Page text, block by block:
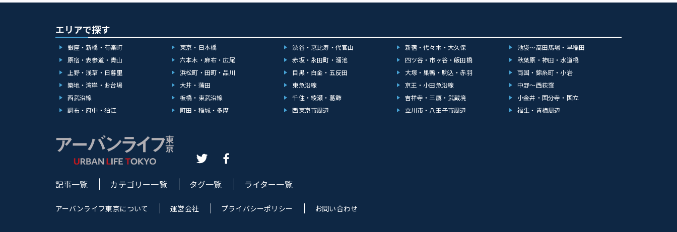
エリアで探す
銀座・新橋・有楽町 東京・日本橋 渋谷・恵比寿・代官山 新宿・代々木・大久保
池袋～高田馬場・早稲田
原宿・表参道・青山
六本木・麻布・広尾 赤坂・永田町・溜池 四ツ谷・市ヶ谷・飯田橋
秋葉原・神田・水道橋
上野・浅草・日暮里
浜松町・田町・品川 目黒・白金・五反田 大塚・巣鴨・駒込・赤羽
両国・錦糸町・小岩
築地・湾岸・お台場
大井・蒲田 東急沿線 京王・小田急沿線
中野～西荻窪
西武沿線
板橋・東武沿線 千住・綾瀬・葛飾 吉祥寺・三鷹・武蔵境
小金井・国分寺・国立
調布・府中・狛江
町田・稲城・多摩 西東京市周辺 立川市・八王子市周辺 福生・青梅周辺
記事一覧 カテゴリー一覧 タグ一覧 ライター一覧
アーバンライフ東京について 運営会社 プライバシーポリシー お問い合わせ